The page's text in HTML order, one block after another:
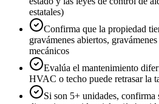
estatales)
Confirma que la propiedad
gravámenes abiertos,
mecánicos
Evalúa el mantenimiento
HVAC o techo puede retrasar la
Si son 5+ unidades, confirma